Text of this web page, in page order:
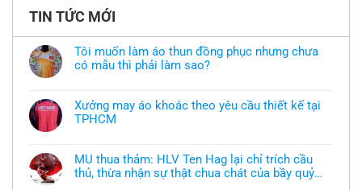
TIN TỨC MỚI
Tôi muốn làm áo thun đồng phục nhưng chưa
có mẫu thì phải làm sao?
bình
luận
ở
áo
thun
đồng
Xưởng may áo khoác theo yêu cầu thiết kế tại
TPHCM
bình
luận
ở
Xưởng
MU thua thảm: HLV Ten Hag lại chỉ trích cầu
thủ, thừa nhận sự thật chua chát của bầy quỷ